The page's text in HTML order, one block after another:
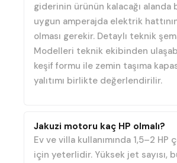
giderinin ürünün kalacağı alanda
uygun amperajda elektrik
olması gerekir. Detaylı teknik
Modelleri teknik ekibinden
keşif formu ile zemin taşıma
yalıtımı birlikte değerlendirilir.
Jakuzi motoru kaç HP olmalı?
Ev ve villa kullanımında 1,5–2 HP
için yeterlidir. Yüksek jet sayısı,